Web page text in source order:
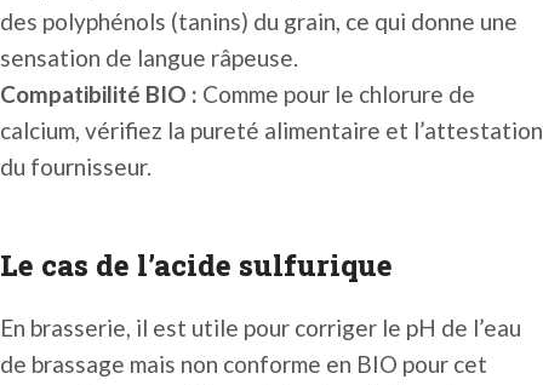
des polyphénols (tanins) du grain, ce qui donne une
sensation de langue râpeuse.
Compatibilité BIO : Comme pour le chlorure de
calcium, vérifiez la pureté alimentaire et l’attestation
du fournisseur.
Le cas de l’acide sulfurique
En brasserie, il est utile pour corriger le pH de l’eau
de brassage mais non conforme en BIO pour cet